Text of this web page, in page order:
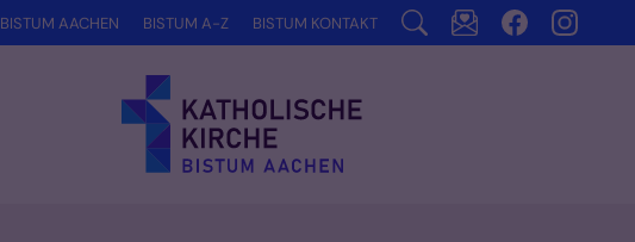
Zum Inhalt springen
BISTUM AACHEN BISTUM A-Z BISTUM KONTAKT